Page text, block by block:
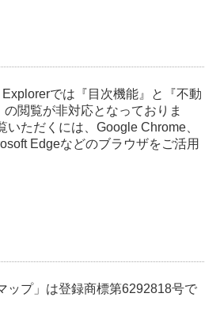
では『目次機能』と『不動
閲覧が非対応となっておりま
いただくには、Google Chrome、
Edgeなどのブラウザをご活用
ップ」は登録商標第6292818号で